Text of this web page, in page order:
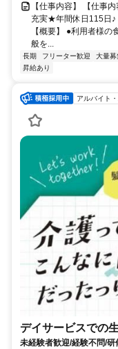
【仕事内容】 【仕事
充実★年間休日115日♪
【概要】 ●利用者様
般を...
長期 フリーター歓迎 大量募
昇給あり
アルバイト
デイサービスでの
未経験者歓迎/経験不問/